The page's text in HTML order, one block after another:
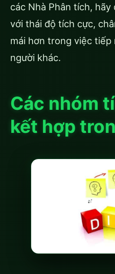
các Nhà Phân tích,
với thái độ tích cực,
mái hơn trong việc
người khác.
Các nhóm
kết hợp